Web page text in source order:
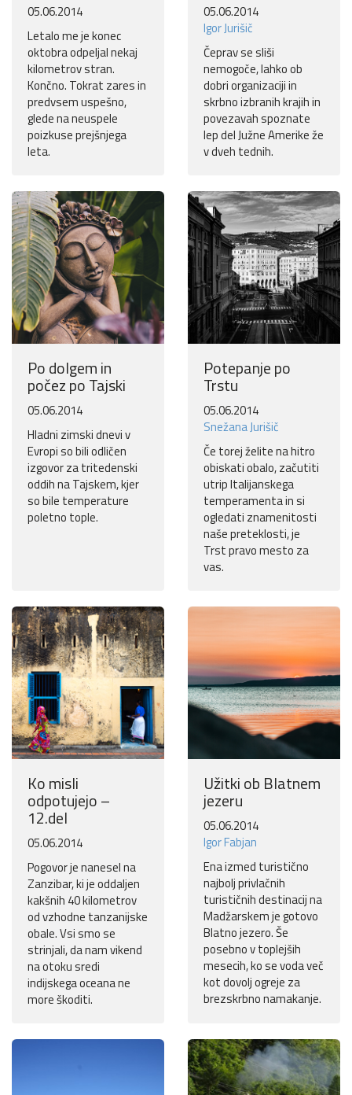
05.06.2014
Letalo me je konec
oktobra odpeljal nekaj
kilometrov stran.
Končno. Tokrat zares in
predvsem uspešno,
glede na neuspele
poizkuse prejšnjega
leta.
05.06.2014
Igor Jurišič
Čeprav se sliši
nemogoče, lahko ob
dobri organizaciji in
skrbno izbranih krajih in
povezavah spoznate
lep del Južne Amerike že
v dveh tednih.
Po dolgem in
počez po Tajski
05.06.2014
Hladni zimski dnevi v
Evropi so bili odličen
izgovor za tritedenski
oddih na Tajskem, kjer
so bile temperature
poletno tople.
Potepanje po
Trstu
05.06.2014
Snežana Jurišič
Če torej želite na hitro
obiskati obalo, začutiti
utrip Italijanskega
temperamenta in si
ogledati znamenitosti
naše preteklosti, je
Trst pravo mesto za
vas.
Ko misli
odpotujejo –
12.del
05.06.2014
Pogovor je nanesel na
Zanzibar, ki je oddaljen
kakšnih 40 kilometrov
od vzhodne tanzanijske
obale. Vsi smo se
strinjali, da nam vikend
na otoku sredi
indijskega oceana ne
more škoditi.
Užitki ob Blatnem
jezeru
05.06.2014
Igor Fabjan
Ena izmed turistično
najbolj privlačnih
turističnih destinacij na
Madžarskem je gotovo
Blatno jezero. Še
posebno v toplejših
mesecih, ko se voda več
kot dovolj ogreje za
brezskrbno namakanje.